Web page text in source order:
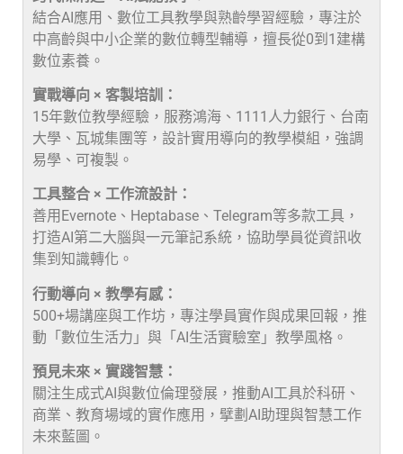
結合AI應用、數位工具教學與熟齡學習經驗，專注於
中高齡與中小企業的數位轉型輔導，擅長從0到1建構
數位素養。
實戰導向 × 客製培訓：
15年數位教學經驗，服務鴻海、1111人力銀行、台南
大學、瓦城集團等，設計實用導向的教學模組，強調
易學、可複製。
工具整合 × 工作流設計：
善用Evernote、Heptabase、Telegram等多款工具，
打造AI第二大腦與一元筆記系統，協助學員從資訊收
集到知識轉化。
行動導向 × 教學有感：
500+場講座與工作坊，專注學員實作與成果回報，推
動「數位生活力」與「AI生活實驗室」教學風格。
預見未來 × 實踐智慧：
關注生成式AI與數位倫理發展，推動AI工具於科研、
商業、教育場域的實作應用，擘劃AI助理與智慧工作
未來藍圖。